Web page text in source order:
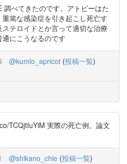
べてきたのです。アトピーはた
篤な感染症を引き起こし死亡す
テロイドとか言って適切な治療
にこうなるのです
@kumlo_apricot (投稿一覧)
TCQjtIuYiM 実際の死亡例。論文
@shikano_chie (投稿一覧)